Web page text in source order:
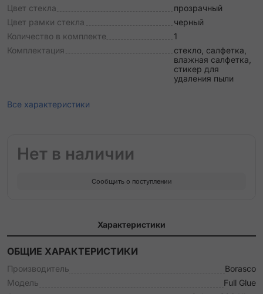
Цвет стекла
прозрачный
Цвет рамки стекла
черный
Количество в комплекте
1
Комплектация
стекло, салфетка,
влажная салфетка,
стикер для
удаления пыли
Все характеристики
Нет в наличии
Сообщить о поступлении
Характеристики
ОБЩИЕ ХАРАКТЕРИСТИКИ
Производитель
Borasco
Модель
Full Glue